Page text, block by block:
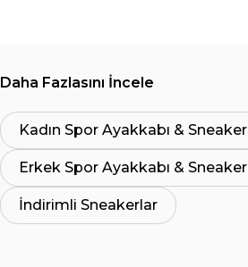
Daha Fazlasını İncele
Kadın Spor Ayakkabı & Sneaker
Erkek Spor Ayakkabı & Sneaker
İndirimli Sneakerlar